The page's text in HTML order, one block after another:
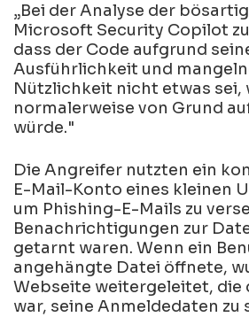
„Bei der Analyse der
Microsoft Security Copilot
dass der Code aufgrund
Ausführlichkeit und
Nützlichkeit nicht etwas sei,
normalerweise von Grund
würde."
Die Angreifer nutzten ein
E-Mail-Konto eines kleinen
um Phishing-E-Mails zu
Benachrichtigungen zur
getarnt waren. Wenn ein
angehängte Datei öffnete,
Webseite weitergeleitet, die
war, seine Anmeldedaten zu